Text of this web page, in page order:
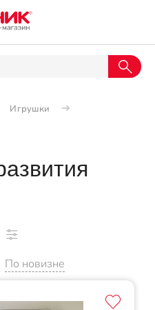
Игрушки
По новизне